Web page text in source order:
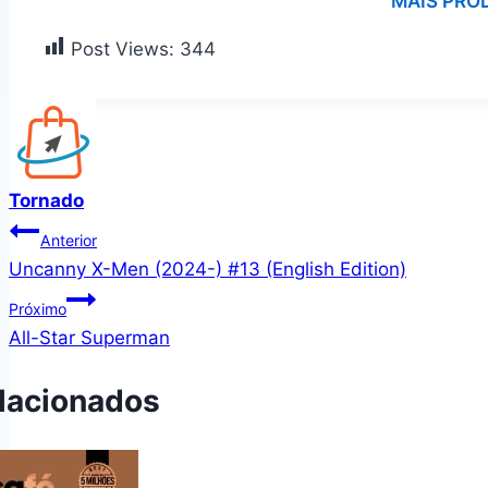
Post Views: 344
Tornado
Navegação
de
Post
Anterior
Uncanny X-Men (2024-) #13 (English Edition)
Próximo
All-Star Superman